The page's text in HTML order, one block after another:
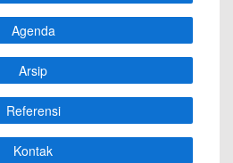
Agenda
Arsip
Referensi
Kontak